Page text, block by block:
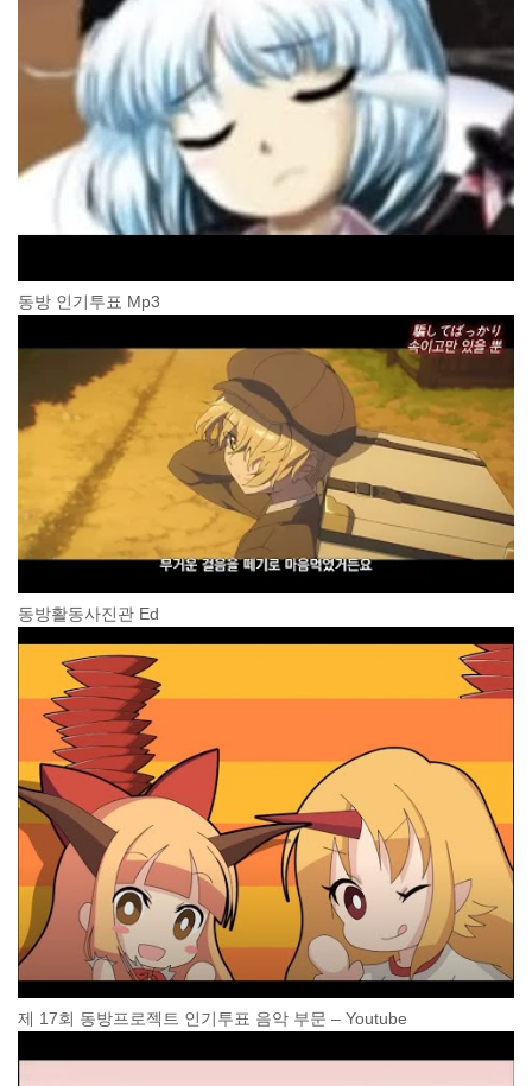
동방 인기투표 Mp3
동방활동사진관 Ed
제 17회 동방프로젝트 인기투표 음악 부문 – Youtube